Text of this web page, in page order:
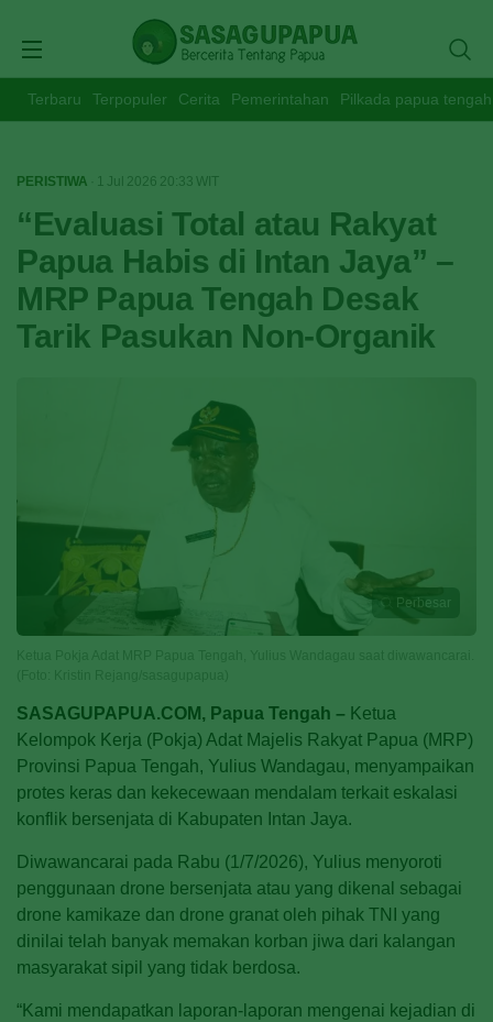
Terbaru Terpopuler Cerita Pemerintahan Pilkada papua tengah
PERISTIWA · 1 Jul 2026 20:33 WIT
“Evaluasi Total atau Rakyat
Papua Habis di Intan Jaya” –
MRP Papua Tengah Desak
Tarik Pasukan Non-Organik
Perbesar
SASAGUPAPUA.COM, Papua Tengah – Ketua
Kelompok Kerja (Pokja) Adat Majelis Rakyat Papua (MRP)
Provinsi Papua Tengah, Yulius Wandagau, menyampaikan
protes keras dan kekecewaan mendalam terkait eskalasi
konflik bersenjata di Kabupaten Intan Jaya.
Diwawancarai pada Rabu (1/7/2026), Yulius menyoroti
penggunaan drone bersenjata atau yang dikenal sebagai
drone kamikaze dan drone granat oleh pihak TNI yang
dinilai telah banyak memakan korban jiwa dari kalangan
masyarakat sipil yang tidak berdosa.
“Kami mendapatkan laporan-laporan mengenai kejadian di